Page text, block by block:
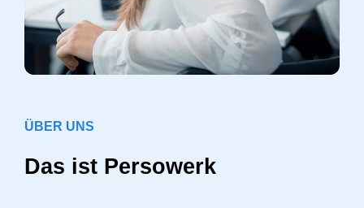
ÜBER UNS
Das ist Persowerk